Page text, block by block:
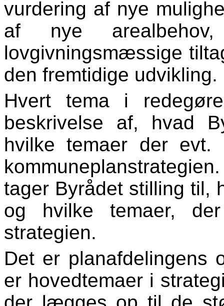
vurdering af nye
af nye
lovgivningsmæssige
den fremtidige udvikling.
Hvert tema i
beskrivelse af, hvad
hvilke temaer der
tager Byrådet stilling til,
og hvilke temaer,
strategien.
Det er planafdelingens
er hovedtemaer i